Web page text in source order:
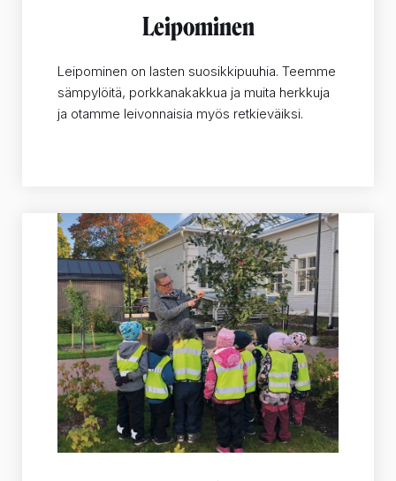
Leipominen
Leipominen on lasten suosikkipuuhia. Teemme
sämpylöitä, porkkanakakkua ja muita herkkuja
ja otamme leivonnaisia myös retkieväiksi.